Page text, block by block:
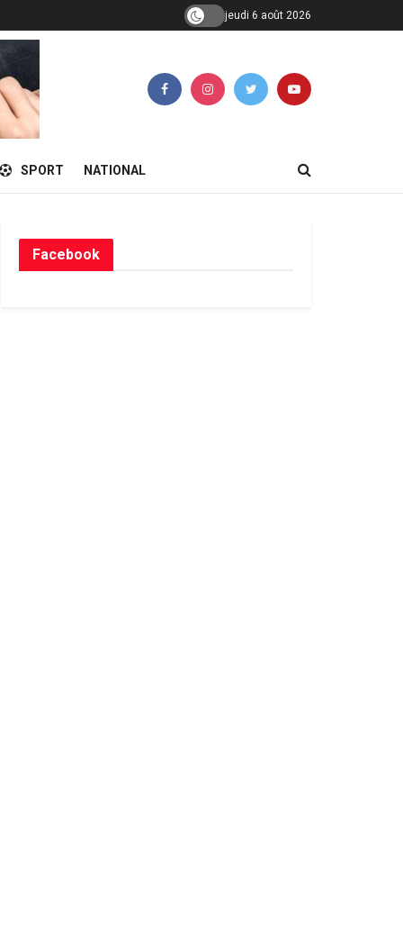
jeudi 6 août 2026
SPORT NATIONAL
Facebook